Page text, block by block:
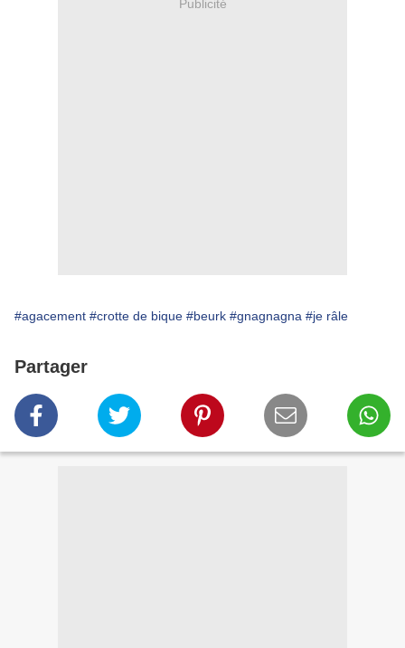
Publicité
#agacement #crotte de bique #beurk #gnagnagna #je râle
Partager